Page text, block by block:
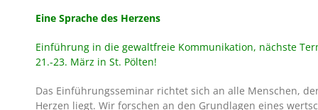
Eine Sprache des Herzens
Einführung in die gewaltfreie Kommunikation, nächste
21.-23. März in St. Pölten!
Das Einführungsseminar richtet sich an alle Menschen,
Herzen liegt. Wir forschen an den Grundlagen eines